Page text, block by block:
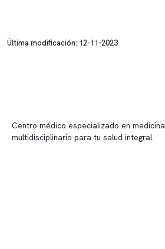
Última modificación: 12-11-2023
Centro médico especializado en
multidisciplinario para tu salud integral.